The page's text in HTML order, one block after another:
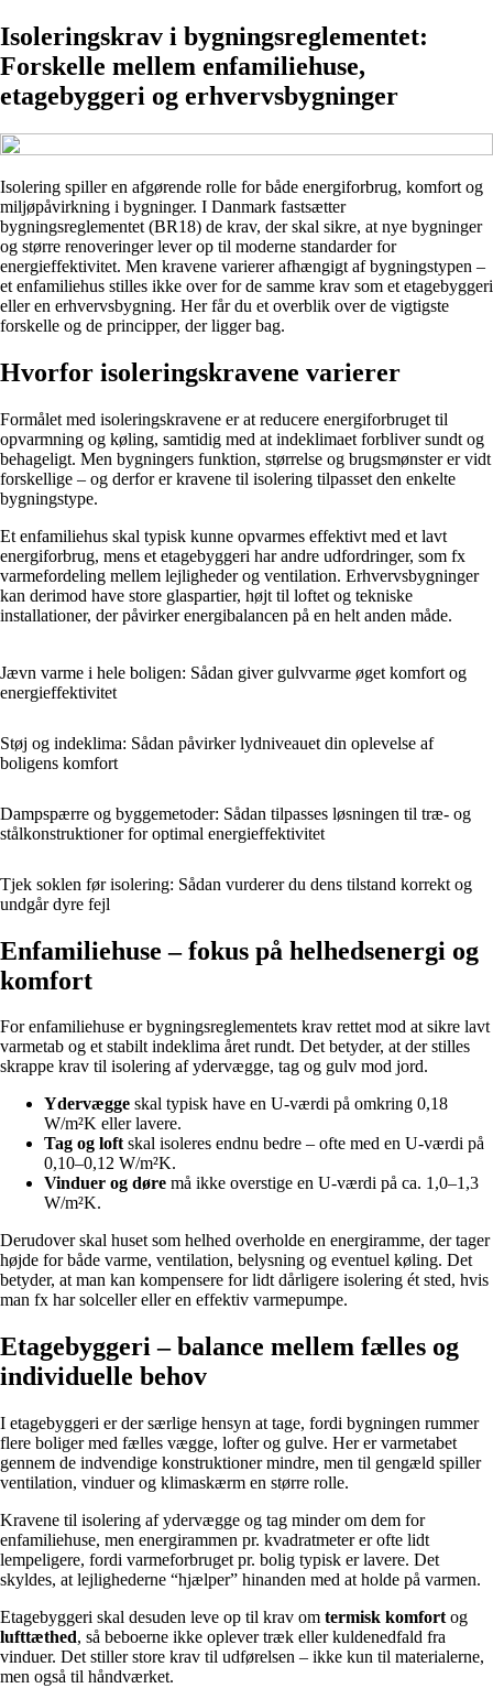
Isoleringskrav i bygningsreglementet:
Forskelle mellem enfamiliehuse,
etagebyggeri og erhvervsbygninger
Isolering spiller en afgørende rolle for både energiforbrug, komfort og
miljøpåvirkning i bygninger. I Danmark fastsætter
bygningsreglementet (BR18) de krav, der skal sikre, at nye bygninger
og større renoveringer lever op til moderne standarder for
energieffektivitet. Men kravene varierer afhængigt af bygningstypen –
et enfamiliehus stilles ikke over for de samme krav som et etagebyggeri
eller en erhvervsbygning. Her får du et overblik over de vigtigste
forskelle og de principper, der ligger bag.
Hvorfor isoleringskravene varierer
Formålet med isoleringskravene er at reducere energiforbruget til
opvarmning og køling, samtidig med at indeklimaet forbliver sundt og
behageligt. Men bygningers funktion, størrelse og brugsmønster er vidt
forskellige – og derfor er kravene til isolering tilpasset den enkelte
bygningstype.
Et enfamiliehus skal typisk kunne opvarmes effektivt med et lavt
energiforbrug, mens et etagebyggeri har andre udfordringer, som fx
varmefordeling mellem lejligheder og ventilation. Erhvervsbygninger
kan derimod have store glaspartier, højt til loftet og tekniske
installationer, der påvirker energibalancen på en helt anden måde.
Jævn varme i hele boligen: Sådan giver gulvvarme øget komfort og
energieffektivitet
Støj og indeklima: Sådan påvirker lydniveauet din oplevelse af
boligens komfort
Dampspærre og byggemetoder: Sådan tilpasses løsningen til træ- og
stålkonstruktioner for optimal energieffektivitet
Tjek soklen før isolering: Sådan vurderer du dens tilstand korrekt og
undgår dyre fejl
Enfamiliehuse – fokus på helhedsenergi og
komfort
For enfamiliehuse er bygningsreglementets krav rettet mod at sikre lavt
varmetab og et stabilt indeklima året rundt. Det betyder, at der stilles
skrappe krav til isolering af ydervægge, tag og gulv mod jord.
Ydervægge skal typisk have en U-værdi på omkring 0,18
W/m²K eller lavere.
Tag og loftskal isoleres endnu bedre – ofte med en U-værdi på
0,10–0,12 W/m²K.
Vinduer og døre må ikke overstige en U-værdi på ca. 1,0–1,3
W/m²K.
Derudover skal huset som helhed overholde en energiramme, der tager
højde for både varme, ventilation, belysning og eventuel køling. Det
betyder, at man kan kompensere for lidt dårligere isolering ét sted, hvis
man fx har solceller eller en effektiv varmepumpe.
Etagebyggeri – balance mellem fælles og
individuelle behov
I etagebyggeri er der særlige hensyn at tage, fordi bygningen rummer
flere boliger med fælles vægge, lofter og gulve. Her er varmetabet
gennem de indvendige konstruktioner mindre, men til gengæld spiller
ventilation, vinduer og klimaskærm en større rolle.
Kravene til isolering af ydervægge og tag minder om dem for
enfamiliehuse, men energirammen pr. kvadratmeter er ofte lidt
lempeligere, fordi varmeforbruget pr. bolig typisk er lavere. Det
skyldes, at lejlighederne “hjælper” hinanden med at holde på varmen.
Etagebyggeri skal desuden leve op til krav om termisk komfort og
lufttæthed, så beboerne ikke oplever træk eller kuldenedfald fra
vinduer. Det stiller store krav til udførelsen – ikke kun til materialerne,
men også til håndværket.